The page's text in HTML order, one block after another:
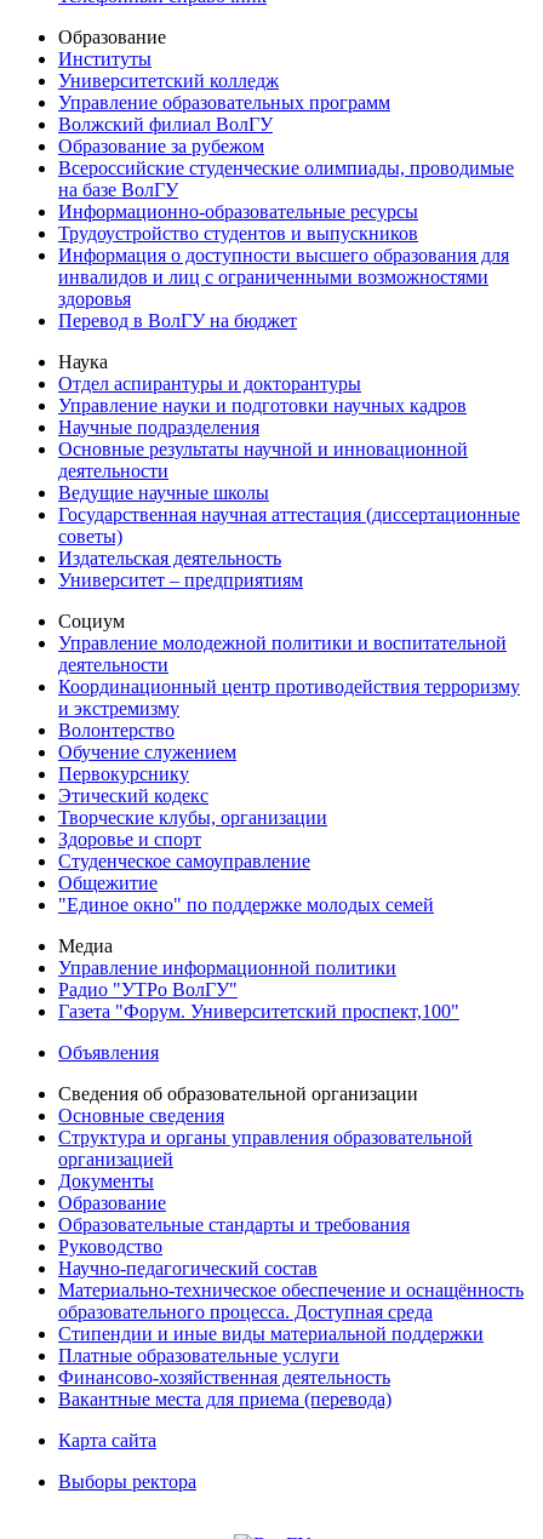
Образование
Институты
Университетский колледж
Управление образовательных программ
Волжский филиал ВолГУ
Образование за рубежом
Всероссийские студенческие олимпиады, проводимые
на базе ВолГУ
Информационно-образовательные ресурсы
Трудоустройство студентов и выпускников
Информация о доступности высшего образования для
инвалидов и лиц с ограниченными возможностями
здоровья
Перевод в ВолГУ на бюджет
Наука
Отдел аспирантуры и докторантуры
Управление науки и подготовки научных кадров
Научные подразделения
Основные результаты научной и инновационной
деятельности
Ведущие научные школы
Государственная научная аттестация (диссертационные
советы)
Издательская деятельность
Университет – предприятиям
Социум
Управление молодежной политики и воспитательной
деятельности
Координационный центр противодействия терроризму
и экстремизму
Волонтерство
Обучение служением
Первокурснику
Этический кодекс
Творческие клубы, организации
Здоровье и спорт
Студенческое самоуправление
Общежитие
"Единое окно" по поддержке молодых семей
Медиа
Управление информационной политики
Радио "УТРо ВолГУ"
Газета "Форум. Университетский проспект,100"
Объявления
Сведения об образовательной организации
Основные сведения
Структура и органы управления образовательной
организацией
Документы
Образование
Образовательные стандарты и требования
Руководство
Научно-педагогический состав
Материально-техническое обеспечение и оснащённость
образовательного процесса. Доступная среда
Стипендии и иные виды материальной поддержки
Платные образовательные услуги
Финансово-хозяйственная деятельность
Вакантные места для приема (перевода)
Карта сайта
Выборы ректора